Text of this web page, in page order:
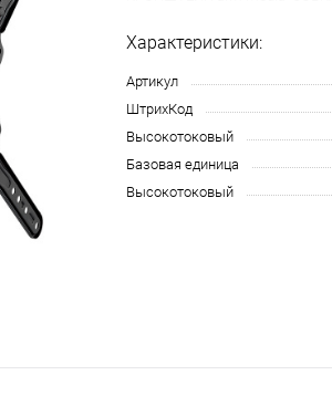
Характеристики:
Артикул
ШтрихКод
Высокотоковый
Базовая единица
Высокотоковый